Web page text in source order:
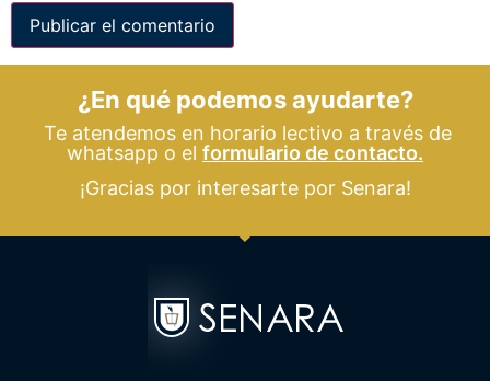
¿En qué podemos ayudarte?
Te atendemos en horario lectivo a través de
whatsapp o el formulario de contacto.
¡Gracias por interesarte por Senara!